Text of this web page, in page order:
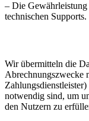
– Die
technischen Supports.
Wir übermitteln die
Abrechnungszwecke
notwendig sind, um
den Nutzern zu